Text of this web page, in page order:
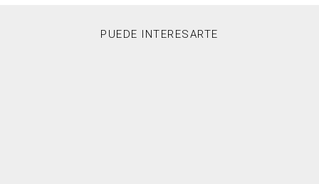
PUEDE INTERESARTE